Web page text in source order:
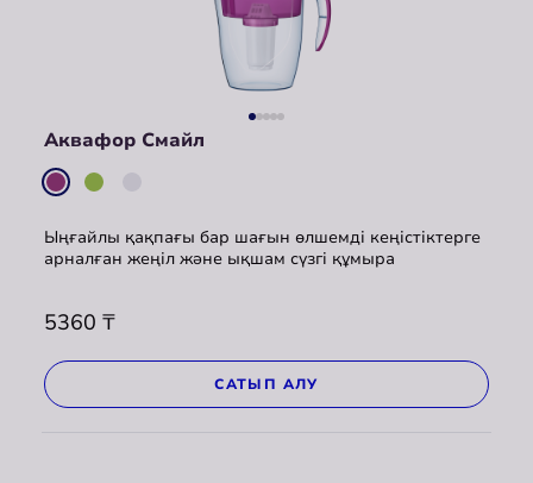
Аквафор Смайл
Ыңғайлы қақпағы бар шағын өлшемді кеңістіктерге
арналған жеңіл және ықшам сүзгі құмыра
5360 ₸
САТЫП АЛУ